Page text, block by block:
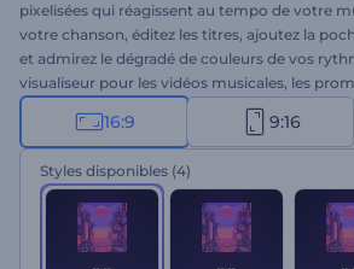
pixelisées qui réagissent au tempo de votre
votre chanson, éditez les titres, ajoutez la
et admirez le dégradé de couleurs de vos
visualiseur pour les vidéos musicales, les
de singles, et bien d'autres projets musicaux. À
16:9 9:16
Styles disponibles (4)